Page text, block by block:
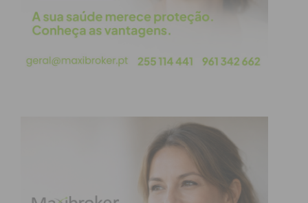
Eu li e concordo com os